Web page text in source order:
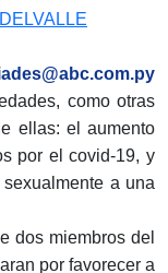
como otras
ellas: el aumento
por el covid-19, y
a una
dos miembros del
por favorecer a